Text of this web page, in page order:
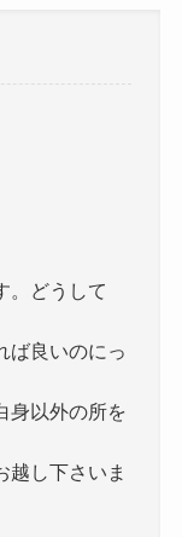
。どうして
ば良いのにっ
身以外の所を
越し下さいま